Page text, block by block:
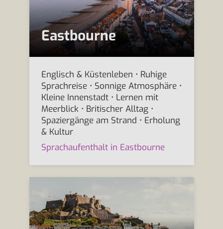
Eastbourne
Englisch & Küstenleben • Ruhige
Sprachreise • Sonnige Atmosphäre •
Kleine Innenstadt • Lernen mit
Meerblick • Britischer Alltag •
Spaziergänge am Strand • Erholung
& Kultur
Sprachaufenthalt in Eastbourne